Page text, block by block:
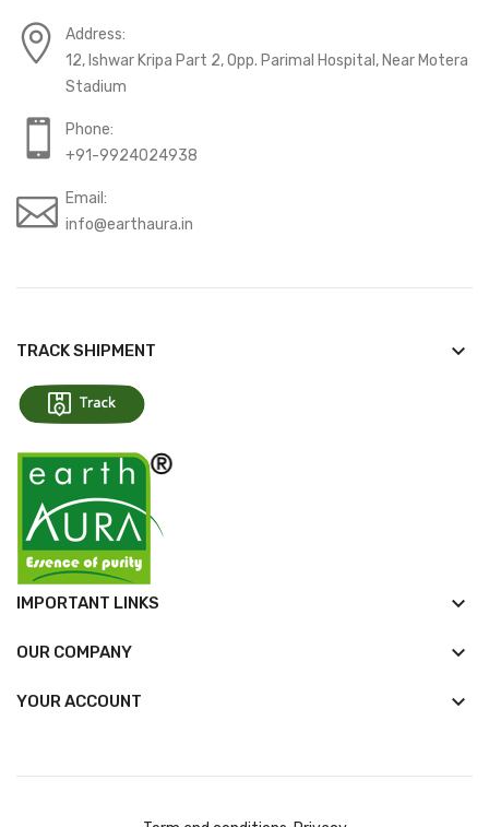
Address:
12, Ishwar Kripa Part 2, Opp. Parimal Hospital, Near Motera
Stadium
Phone:
+91-9924024938
Email:
info@earthaura.in
TRACK SHIPMENT keyboard_arrow_down
IMPORTANT LINKS keyboard_arrow_down
OUR COMPANY keyboard_arrow_down
YOUR ACCOUNT 